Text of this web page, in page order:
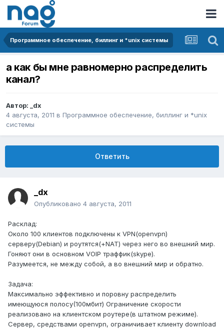
Программное обеспечение, биллинг и *unix системы
а как бы мне равномерно распределить
канал?
Автор: _dx
4 августа, 2011 в Программное обеспечение, биллинг и *unix
системы
Ответить
_dx
Опубликовано 4 августа, 2011
Расклад:
Около 100 клиентов подключены к VPN(openvpn)
серверу(Debian) и роутятся(+NAT) через него во внешний мир.
Гоняют они в основном VOIP траффик(skype).
Разумеется, не между собой, а во внешний мир и обратно.
Задача:
Максимально эффективно и поровну распределить
имеющуюся полосу(100мбит) Ограничение скорости
реализовано на клиентском роутере(в штатном режиме).
Сервер, средствами openvpn, ограничивает клиенту download